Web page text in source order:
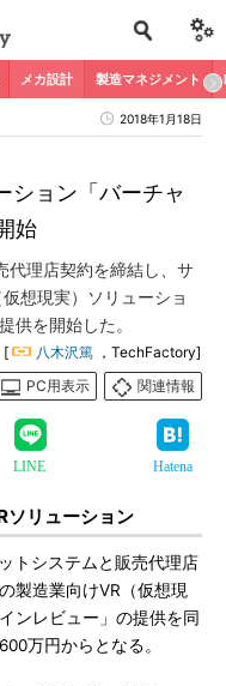
メカ設計 製造マネジメント
2018年1月18日
ション「バーチャ
始
代理店契約を締結し、サ
想現実）ソリューショ
供を開始した。
[ 八木沢篤 ，TechFactory]
PC用表示
関連情報
LINE Hatena
ソリューション
トシステムと販売代理店
製造業向けVR（仮想現
ンレビュー」の提供を同
万円からとなる。